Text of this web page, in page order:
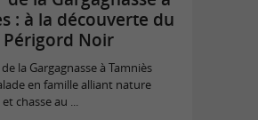
: à la découverte du
Périgord Noir
la Gargagnasse à Tamniès
en famille alliant nature
chasse au ...